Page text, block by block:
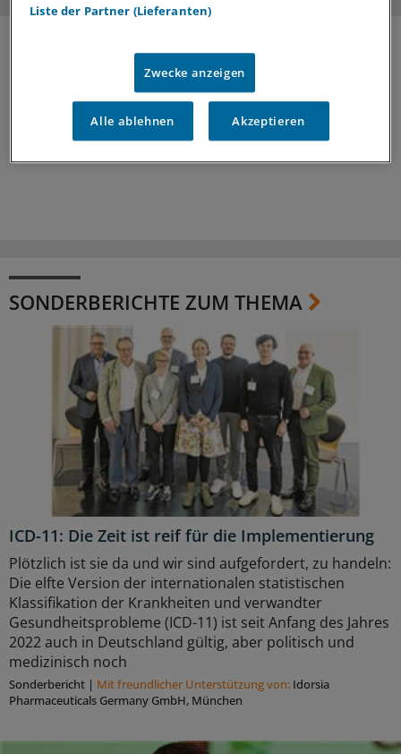
SONDERBERICHTE ZUM THEMA
ICD-11: Die Zeit ist reif für die Implementierung
Plötzlich ist sie da und wir sind aufgefordert, zu handeln:
Die elfte Version der internationalen statistischen
Klassifikation der Krankheiten und verwandter
Gesundheitsprobleme (ICD-11) ist seit Anfang des Jahres
2022 auch in Deutschland gültig, aber politisch und
medizinisch noch
Sonderbericht | Mit freundlicher Unterstützung von: Idorsia
Pharmaceuticals Germany GmbH, München
Liste der Partner (Lieferanten)
Zwecke anzeigen
Alle ablehnen Akzeptieren